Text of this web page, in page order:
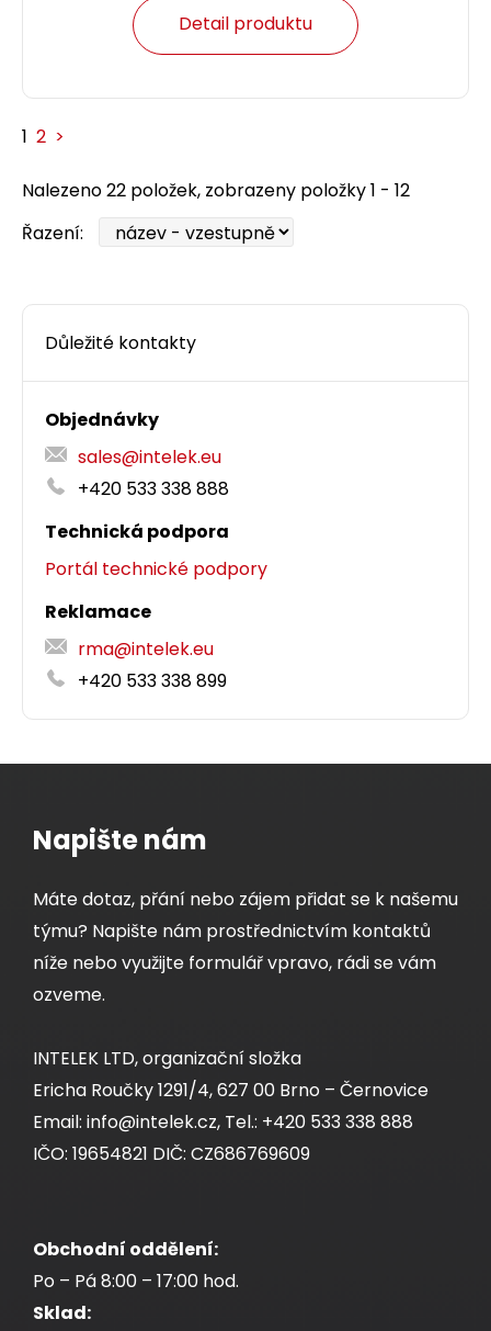
Důležité kontakty
Objednávky
sales@intelek.eu
+420 533 338 888
Technická podpora
Portál technické podpory
Reklamace
rma@intelek.eu
+420 533 338 899
Detail produktu
1 2 >
Nalezeno 22 položek, zobrazeny položky 1 - 12
Řazení:
Napište nám
Máte dotaz, přání nebo zájem přidat se k našemu
týmu? Napište nám prostřednictvím kontaktů
níže nebo využijte formulář vpravo, rádi se vám
ozveme.
INTELEK LTD, organizační složka
Ericha Roučky 1291/4, 627 00 Brno – Černovice
Email: info@intelek.cz, Tel.: +420 533 338 888
IČO: 19654821 DIČ: CZ686769609
Obchodní oddělení:
Po – Pá 8:00 – 17:00 hod.
Sklad: